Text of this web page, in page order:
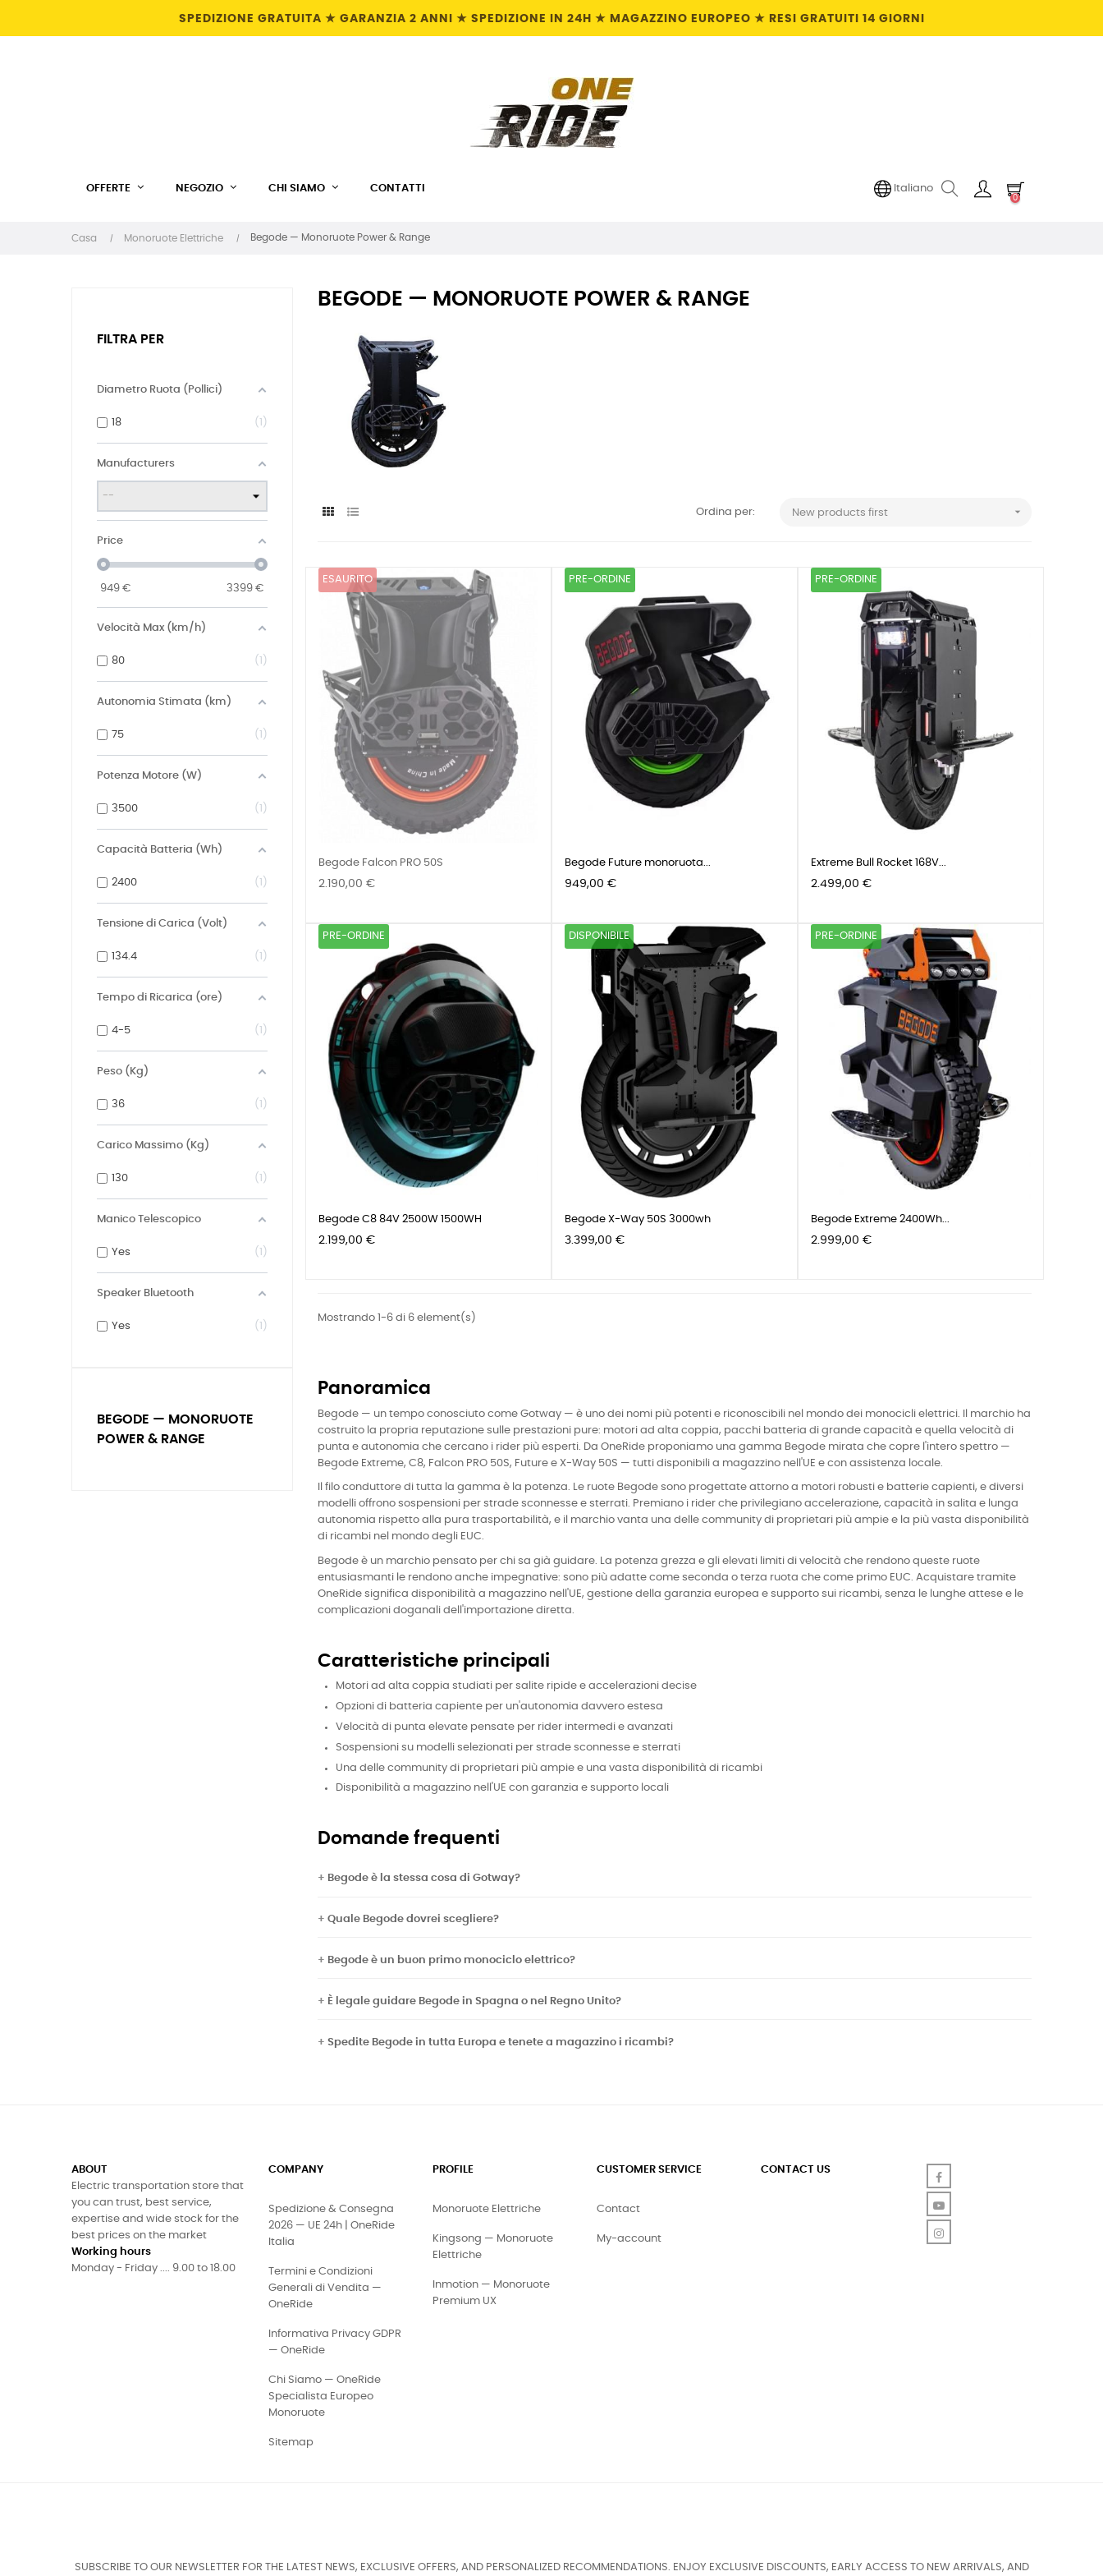
SPEDIZIONE GRATUITA ★ GARANZIA 2 ANNI ★ SPEDIZIONE IN 24H ★ MAGAZZINO EUROPEO ★ RESI GRATUITI 14 GIORNI
OFFERTE NEGOZIO CHI SIAMO CONTATTI Italiano
0
Casa Monoruote Elettriche Begode — Monoruote Power & Range
FILTRA PER
Diametro Ruota (Pollici)
18 1
Manufacturers
Price
949 € 3399 €
Velocità Max (km/h)
80 1
Autonomia Stimata (km)
75 1
Potenza Motore (W)
3500 1
Capacità Batteria (Wh)
2400 1
Tensione di Carica (Volt)
134.4 1
Tempo di Ricarica (ore)
4-5 1
Peso (Kg)
36 1
Carico Massimo (Kg)
130 1
Manico Telescopico
Yes 1
Speaker Bluetooth
Yes 1
BEGODE — MONORUOTE
POWER & RANGE
BEGODE — MONORUOTE POWER & RANGE
Ordina per: New products first 
ESAURITO
Begode Falcon PRO 50S
Prezzo
2.190,00 €
PRE-ORDINE
Begode Future monoruota...
Prezzo
949,00 €
PRE-ORDINE
Extreme Bull Rocket 168V...
Prezzo
2.499,00 €
PRE-ORDINE
Begode C8 84V 2500W 1500WH
Prezzo
2.199,00 €
DISPONIBILE
Begode X-Way 50S 3000wh
Prezzo
3.399,00 €
PRE-ORDINE
Begode Extreme 2400Wh...
Prezzo
2.999,00 €
Mostrando 1-6 di 6 element(s)
Panoramica
Begode — un tempo conosciuto come Gotway — è uno dei nomi più potenti e riconoscibili nel mondo dei monocicli elettrici. Il marchio ha
costruito la propria reputazione sulle prestazioni pure: motori ad alta coppia, pacchi batteria di grande capacità e quella velocità di
punta e autonomia che cercano i rider più esperti. Da OneRide proponiamo una gamma Begode mirata che copre l'intero spettro —
Begode Extreme, C8, Falcon PRO 50S, Future e X-Way 50S — tutti disponibili a magazzino nell'UE e con assistenza locale.
Il filo conduttore di tutta la gamma è la potenza. Le ruote Begode sono progettate attorno a motori robusti e batterie capienti, e diversi
modelli offrono sospensioni per strade sconnesse e sterrati. Premiano i rider che privilegiano accelerazione, capacità in salita e lunga
autonomia rispetto alla pura trasportabilità, e il marchio vanta una delle community di proprietari più ampie e la più vasta disponibilità
di ricambi nel mondo degli EUC.
Begode è un marchio pensato per chi sa già guidare. La potenza grezza e gli elevati limiti di velocità che rendono queste ruote
entusiasmanti le rendono anche impegnative: sono più adatte come seconda o terza ruota che come primo EUC. Acquistare tramite
OneRide significa disponibilità a magazzino nell'UE, gestione della garanzia europea e supporto sui ricambi, senza le lunghe attese e le
complicazioni doganali dell'importazione diretta.
Caratteristiche principali
Motori ad alta coppia studiati per salite ripide e accelerazioni decise
Opzioni di batteria capiente per un'autonomia davvero estesa
Velocità di punta elevate pensate per rider intermedi e avanzati
Sospensioni su modelli selezionati per strade sconnesse e sterrati
Una delle community di proprietari più ampie e una vasta disponibilità di ricambi
Disponibilità a magazzino nell'UE con garanzia e supporto locali
Domande frequenti
Begode è la stessa cosa di Gotway?
Quale Begode dovrei scegliere?
Begode è un buon primo monociclo elettrico?
È legale guidare Begode in Spagna o nel Regno Unito?
Spedite Begode in tutta Europa e tenete a magazzino i ricambi?
ABOUT
Electric transportation store that
you can trust, best service,
expertise and wide stock for the
best prices on the market
Working hours
Monday - Friday .... 9.00 to 18.00
COMPANY
Spedizione & Consegna
2026 — UE 24h | OneRide
Italia
Termini e Condizioni
Generali di Vendita —
OneRide
Informativa Privacy GDPR
— OneRide
Chi Siamo — OneRide
Specialista Europeo
Monoruote
Sitemap
PROFILE
Monoruote Elettriche
Kingsong — Monoruote
Elettriche
Inmotion — Monoruote
Premium UX
CUSTOMER SERVICE
Contact
My-account
CONTACT US
SUBSCRIBE TO OUR NEWSLETTER FOR THE LATEST NEWS, EXCLUSIVE OFFERS, AND PERSONALIZED RECOMMENDATIONS. ENJOY EXCLUSIVE DISCOUNTS, EARLY ACCESS TO NEW ARRIVALS, AND